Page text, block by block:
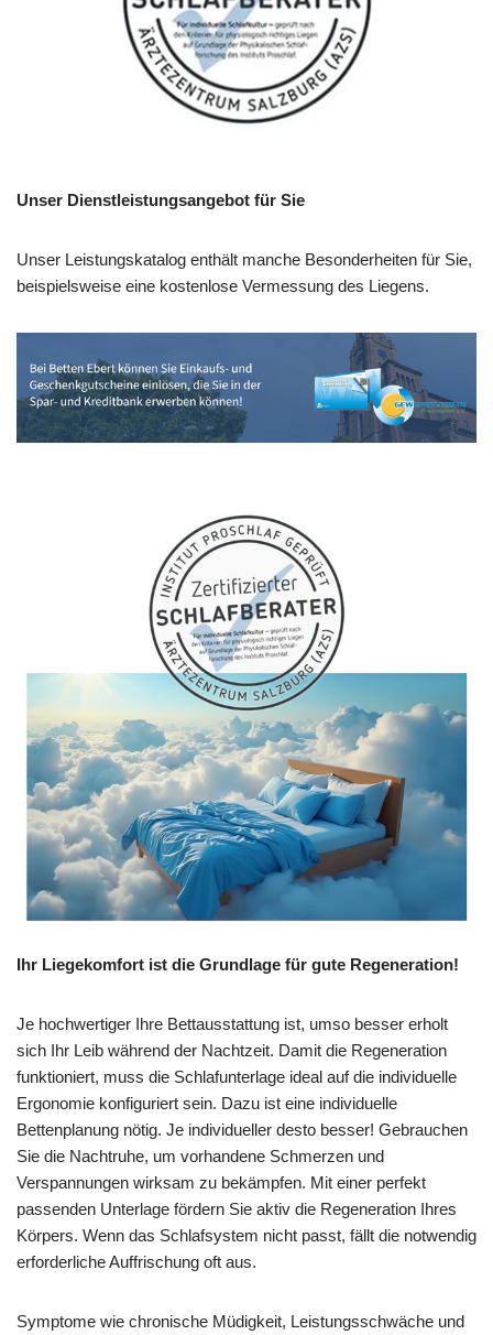
Unser Dienstleistungsangebot für Sie
Unser Leistungskatalog enthält manche Besonderheiten für Sie,
beispielsweise eine kostenlose Vermessung des Liegens.
Ihr Liegekomfort ist die Grundlage für gute Regeneration!
Je hochwertiger Ihre Bettausstattung ist, umso besser erholt
sich Ihr Leib während der Nachtzeit. Damit die Regeneration
funktioniert, muss die Schlafunterlage ideal auf die individuelle
Ergonomie konfiguriert sein. Dazu ist eine individuelle
Bettenplanung nötig. Je individueller desto besser! Gebrauchen
Sie die Nachtruhe, um vorhandene Schmerzen und
Verspannungen wirksam zu bekämpfen. Mit einer perfekt
passenden Unterlage fördern Sie aktiv die Regeneration Ihres
Körpers. Wenn das Schlafsystem nicht passt, fällt die notwendig
erforderliche Auffrischung oft aus.
Symptome wie chronische Müdigkeit, Leistungsschwäche und